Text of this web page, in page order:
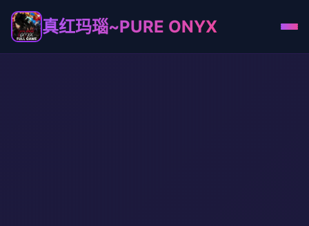
真红玛瑙~PURE ONYX